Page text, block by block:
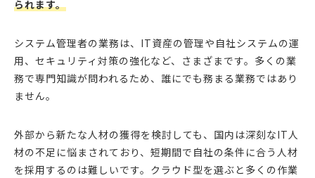
られます。
システム管理者の業務は、IT資産の管理や自社システムの運
用、セキュリティ対策の強化など、さまざまです。多くの業
務で専門知識が問われるため、誰にでも務まる業務ではあり
ません。
外部から新たな人材の獲得を検討しても、国内は深刻なIT人
材の不足に悩まされており、短期間で自社の条件に合う人材
を採用するのは難しいです。クラウド型を選ぶと多くの作業